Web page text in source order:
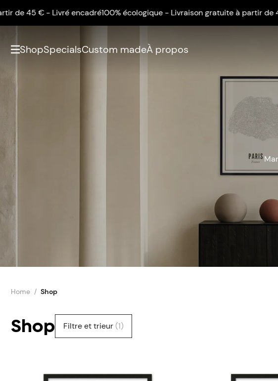
€ - Livré encadré100% écologique - Livraison gratuite à partir de 45 € -
ShopSpecialsCustom madeÀ propos
Home Shop
Shop Filtre et trieur (1)